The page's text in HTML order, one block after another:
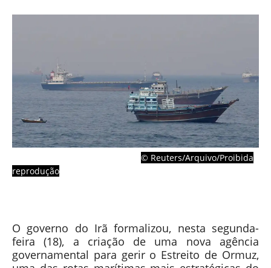
© Reuters/Arquivo/Proibida
reprodução
O governo do Irã formalizou, nesta segunda-
feira (18), a criação de uma nova agência
governamental para gerir o Estreito de Ormuz,